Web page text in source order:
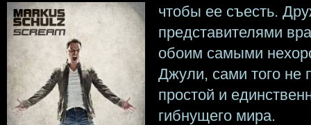
чтобы ее съесть.
представителями
обоим самыми
Джули, сами того не
простой и
гибнущего мира.